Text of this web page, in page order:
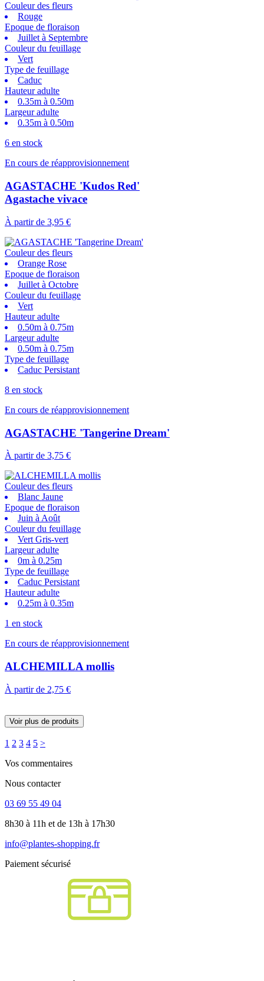
Couleur des fleurs
Rouge
Epoque de floraison
Juillet à Septembre
Couleur du feuillage
Vert
Type de feuillage
Caduc
Hauteur adulte
0.35m à 0.50m
Largeur adulte
0.35m à 0.50m
6 en stock
En cours de réapprovisionnement
AGASTACHE 'Kudos Red'
Agastache vivace
À partir de 3,95 €
Couleur des fleurs
Orange Rose
Epoque de floraison
Juillet à Octobre
Couleur du feuillage
Vert
Hauteur adulte
0.50m à 0.75m
Largeur adulte
0.50m à 0.75m
Type de feuillage
Caduc Persistant
8 en stock
En cours de réapprovisionnement
AGASTACHE 'Tangerine Dream'
À partir de 3,75 €
Couleur des fleurs
Blanc Jaune
Epoque de floraison
Juin à Août
Couleur du feuillage
Vert Gris-vert
Largeur adulte
0m à 0.25m
Type de feuillage
Caduc Persistant
Hauteur adulte
0.25m à 0.35m
1 en stock
En cours de réapprovisionnement
ALCHEMILLA mollis
À partir de 2,75 €
Voir plus de produits
1 2 3 4 5 >
Vos commentaires
Nous contacter
03 69 55 49 04
8h30 à 11h et de 13h à 17h30
info@plantes-shopping.fr
Paiement sécurisé